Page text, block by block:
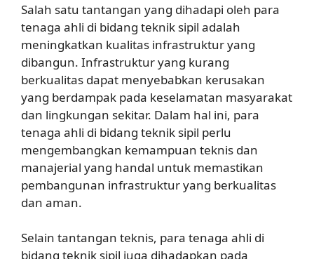
Salah satu tantangan yang dihadapi oleh para
tenaga ahli di bidang teknik sipil adalah
meningkatkan kualitas infrastruktur yang
dibangun. Infrastruktur yang kurang
berkualitas dapat menyebabkan kerusakan
yang berdampak pada keselamatan masyarakat
dan lingkungan sekitar. Dalam hal ini, para
tenaga ahli di bidang teknik sipil perlu
mengembangkan kemampuan teknis dan
manajerial yang handal untuk memastikan
pembangunan infrastruktur yang berkualitas
dan aman.
Selain tantangan teknis, para tenaga ahli di
bidang teknik sipil juga dihadapkan pada